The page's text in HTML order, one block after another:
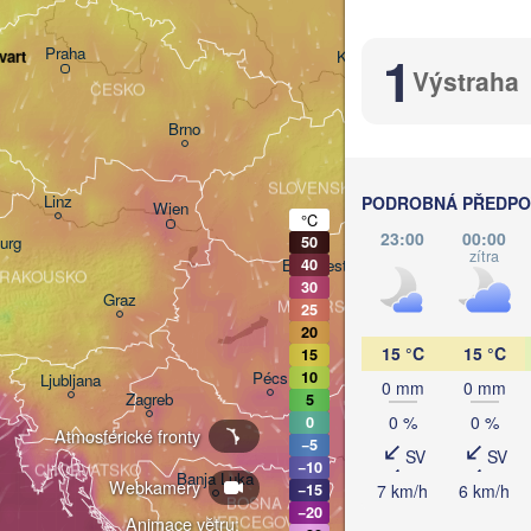
1 Výstraha
PODROBNÁ
23:00
00:00
zítra
15 °C
0 mm
0 %
SV
7 km/h
15 °C
0 mm
0 %
SV
6 km/h
Animace větru:
Webkamery
Atmosférické fronty
Praha Kraków
Brno
ČESKO
Wien
Budapest
Београд
(Beograd)
Zagreb
Linz
Debrecen
Ljubljana
Szeged
Banja Luka
Pécs
Graz MAĎARSKO
RAKOUSKO
CHORVATSKO
BOSNA A
HERCEGOVINA
SLOVENSKO
°C
50
40
30
25
20
15
10
5
0
−5
−10
−15
−20